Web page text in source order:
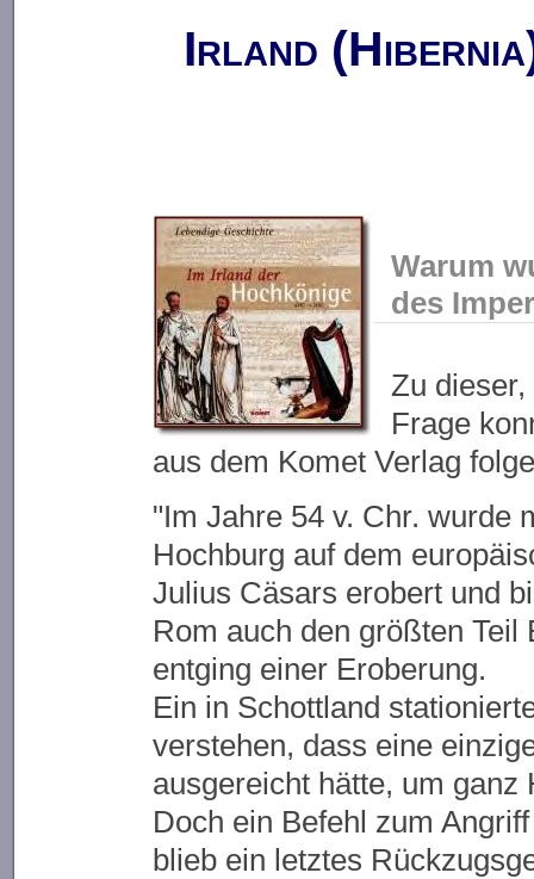
Irland
Warum
des
Zu
Frage
aus dem Komet Verlag
"Im Jahre 54 v. Chr. wurde
Hochburg auf dem
Julius Cäsars erobert und
Rom auch den größten
entging einer Eroberung.
Ein in Schottland
verstehen, dass eine
ausgereicht hätte, um ganz
Doch ein Befehl zum
blieb ein letztes